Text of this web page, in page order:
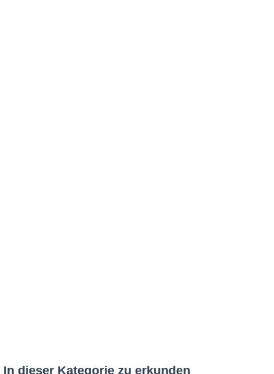
In dieser Kategorie zu erkunden